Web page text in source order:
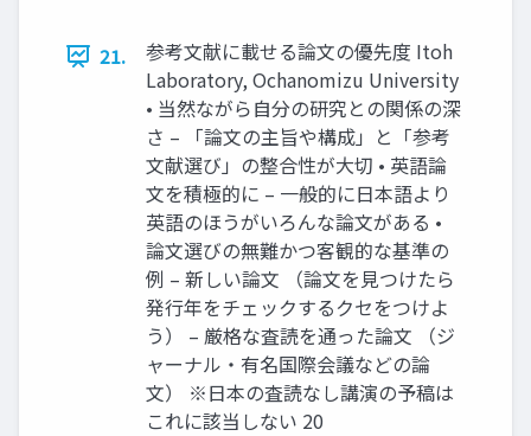
21.
参考文献に載せる論文の優先度 Itoh
Laboratory, Ochanomizu University
• 当然ながら自分の研究との関係の深
さ – 「論文の主旨や構成」と「参考
文献選び」の整合性が大切 • 英語論
文を積極的に – 一般的に日本語より
英語のほうがいろんな論文がある •
論文選びの無難かつ客観的な基準の
例 – 新しい論文 （論文を見つけたら
発行年をチェックするクセをつけよ
う） – 厳格な査読を通った論文 （ジ
ャーナル・有名国際会議などの論
文） ※日本の査読なし講演の予稿は
これに該当しない 20